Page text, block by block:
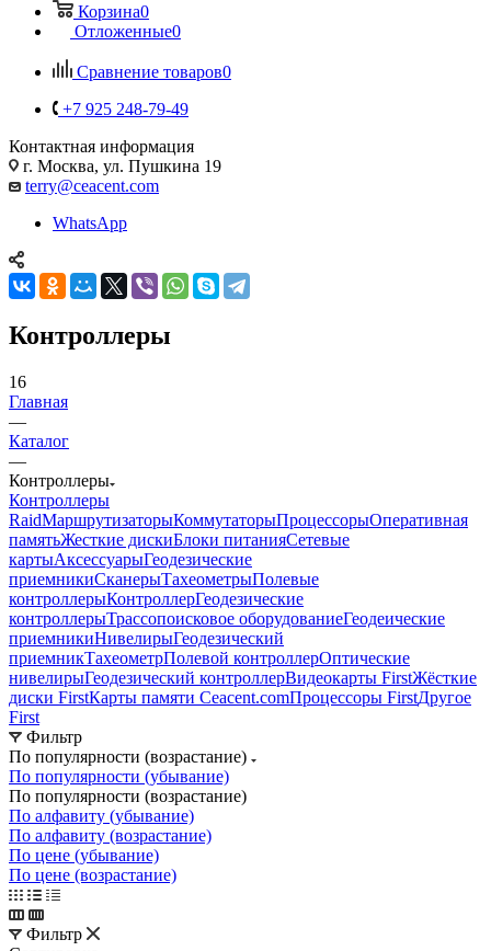
Корзина0
Отложенные0
Сравнение товаров0
+7 925 248-79-49
Контактная информация
г. Москва, ул. Пушкина 19
terry@ceacent.com
WhatsApp
Контроллеры
16
Главная
—
Каталог
—
Контроллеры
Контроллеры
RaidМаршрутизаторыКоммутаторыПроцессорыОперативная
памятьЖесткие дискиБлоки питанияСетевые
картыАксессуарыГеодезические
приемникиСканерыТахеометрыПолевые
контроллерыКонтроллерГеодезические
контроллерыТрассопоисковое оборудованиеГеодеические
приемникиНивелирыГеодезический
приемникТахеометрПолевой контроллерОптические
нивелирыГеодезический контроллерВидеокарты FirstЖёсткие
диски FirstКарты памяти Ceacent.comПроцессоры FirstДругое
First
Фильтр
По популярности (возрастание)
По популярности (убывание)
По популярности (возрастание)
По алфавиту (убывание)
По алфавиту (возрастание)
По цене (убывание)
По цене (возрастание)
Фильтр